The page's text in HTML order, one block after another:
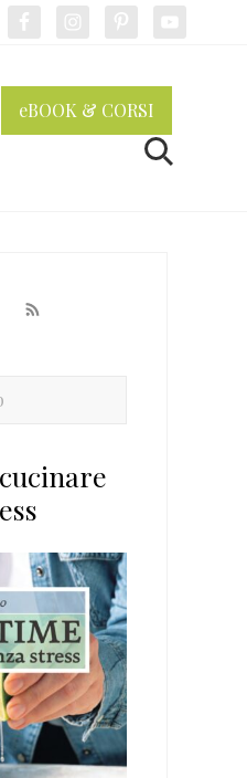
eBOOK & CORSI
Cerca